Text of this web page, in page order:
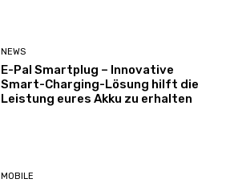
NEWS
E-Pal Smartplug – Innovative
Smart-Charging-Lösung hilft die
Leistung eures Akku zu erhalten
MOBILE